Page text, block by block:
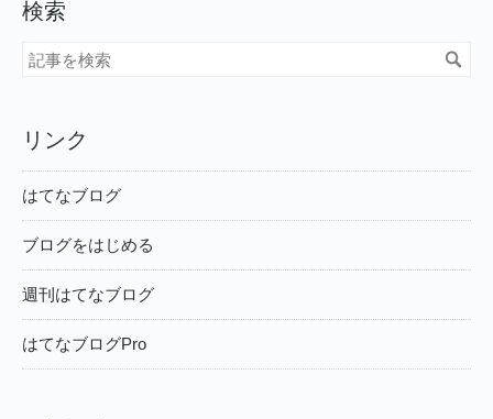
検索
リンク
はてなブログ
ブログをはじめる
週刊はてなブログ
はてなブログPro